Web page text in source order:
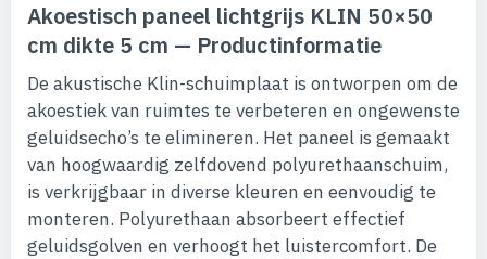
Akoestisch paneel lichtgrijs KLIN 50×50
cm dikte 5 cm — Productinformatie
De akustische Klin-schuimplaat is ontworpen om de
akoestiek van ruimtes te verbeteren en ongewenste
geluidsecho’s te elimineren. Het paneel is gemaakt
van hoogwaardig zelfdovend polyurethaanschuim,
is verkrijgbaar in diverse kleuren en eenvoudig te
monteren. Polyurethaan absorbeert effectief
geluidsgolven en verhoogt het luistercomfort. De